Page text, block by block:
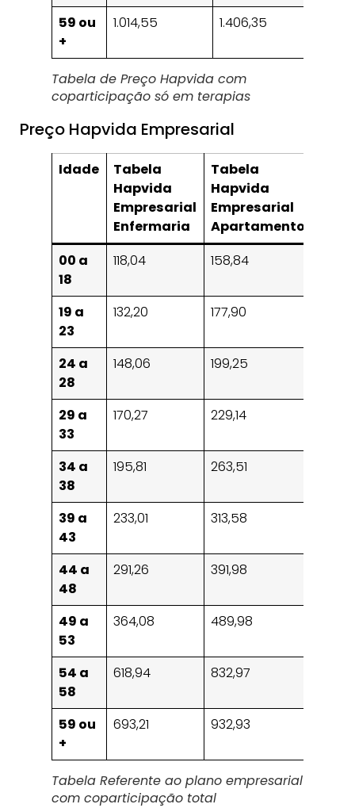
59 ou
+
1.014,55 1.406,35
Tabela de Preço Hapvida com
coparticipação só em terapias
Preço Hapvida Empresarial
Idade
Tabela
Hapvida
Empresarial
Enfermaria
Tabela
Hapvida
Empresarial
Apartamento
00 a
18
118,04 158,84
19 a
23
132,20 177,90
24 a
28
148,06 199,25
29 a
33
170,27 229,14
34 a
38
195,81 263,51
39 a
43
233,01 313,58
44 a
48
291,26 391,98
49 a
53
364,08 489,98
54 a
58
618,94 832,97
59 ou
+
693,21 932,93
Tabela Referente ao plano empresarial
com coparticipação total